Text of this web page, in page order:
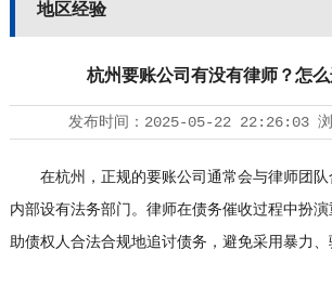
地区经验
杭州要账公司有没有律师？怎么
发布时间： 2025-05-22 22:26:03浏
在杭州，正规的要账公司通常会与律师团队
内部设有法务部门。律师在债务催收过程中扮
助债权人合法合规地追讨债务，避免采用暴力、